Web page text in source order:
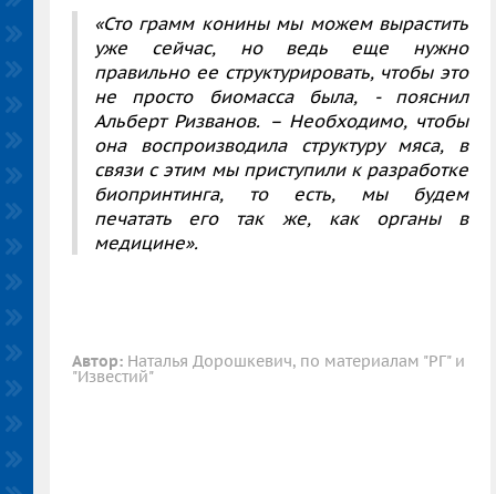
«Сто грамм конины мы можем вырастить
уже сейчас, но ведь еще нужно
правильно ее структурировать, чтобы это
не просто биомасса была, - пояснил
Альберт Ризванов. – Необходимо, чтобы
она воспроизводила структуру мяса, в
связи с этим мы приступили к разработке
биопринтинга, то есть, мы будем
печатать его так же, как органы в
медицине».
Автор: Наталья Дорошкевич, по материалам "РГ" и
"Известий"